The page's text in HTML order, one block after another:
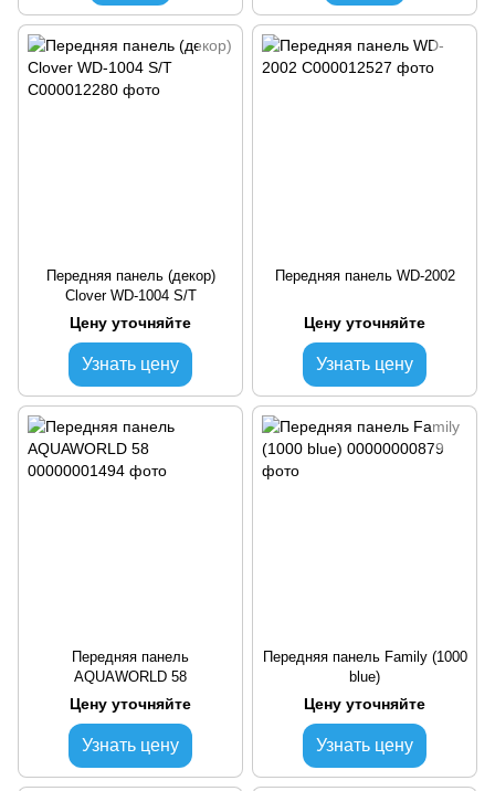
Передняя панель (декор)
Clover WD-1004 S/T
Цену уточняйте
Узнать цену
Передняя панель WD-2002
Цену уточняйте
Узнать цену
Передняя панель
AQUAWORLD 58
Цену уточняйте
Узнать цену
Передняя панель Family (1000
blue)
Цену уточняйте
Узнать цену